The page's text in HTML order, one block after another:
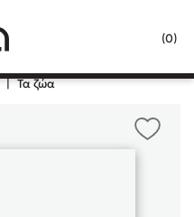
(0)
Κλείσιμο
| Τα ζώα